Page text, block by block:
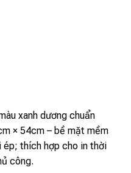
xanh dương chuẩn
× 54cm – bề mặt mềm
ép; thích hợp cho in thời
công.